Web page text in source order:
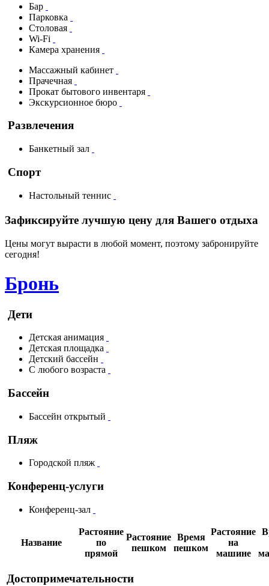
Бар
Парковка
Столовая
Wi-Fi
Камера хранения
Массажный кабинет
Прачечная
Прокат бытового инвентаря
Экскурсионное бюро
Развлечения
Банкетный зал
Спорт
Настольный теннис
Зафиксируйте лучшую цену для Вашего отдыха
Цены могут вырасти в любой момент, поэтому забронируйте
сегодня!
Бронь
Дети
Детская анимация
Детская площадка
Детский бассейн
С любого возраста
Бассейн
Бассейн открытый
Пляж
Городской пляж
Конференц-услуги
Конференц-зал
Название
Растояние
по
прямой
Растояние
пешком
Время
пешком
Растояние
на
машине
Достопримечательности